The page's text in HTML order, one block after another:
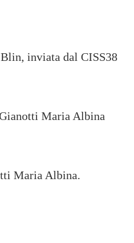
inviata dal CISS38
Maria Albina
Maria Albina.